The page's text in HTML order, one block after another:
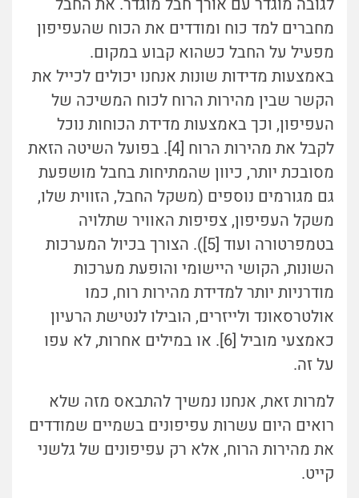
מחברים למד כוח ומודדים את הכוח שהעפיפון
מפעיל על החבל כשהוא קבוע במקום.
באמצעות מדידות שונות אנחנו יכולים לכייל את
הקשר שבין מהירות הרוח לכוח המשיכה של
העפיפון, וכך באמצעות מדידת הכוחות נוכל
לקבל את מהירות הרוח [4]. בפועל השיטה הזאת
מסובכת יותר, כיוון שהמתיחות בחבל מושפעת
גם מגורמים נוספים (משקל החבל, הזווית שלו,
משקל העפיפון, צפיפות האוויר שתלויה
בטמפרטורה ועוד [5]). הצורך בכיול המערכות
השונות, הקושי היישומי והופעת מערכות
מודרניות יותר למדידת מהירות רוח, כמו
אולטרסאונד ולייזרים, הובילו לנטישת הרעיון
כאמצעי מוביל [6]. או במילים אחרות, לא עפו
על זה.
למרות זאת, אנחנו נמשיך להתבאס מזה שלא
רואים היום עשרות עפיפונים בשמיים שמודדים
את מהירות הרוח, אלא רק עפיפונים של גלשני
קייט.